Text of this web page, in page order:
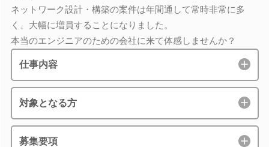
ネットワーク設計・構築の案件は年間通して常時非常に多
く、大幅に増員することになりました。
本当のエンジニアのための会社に来て体感しませんか？
仕事内容
対象となる方
募集要項